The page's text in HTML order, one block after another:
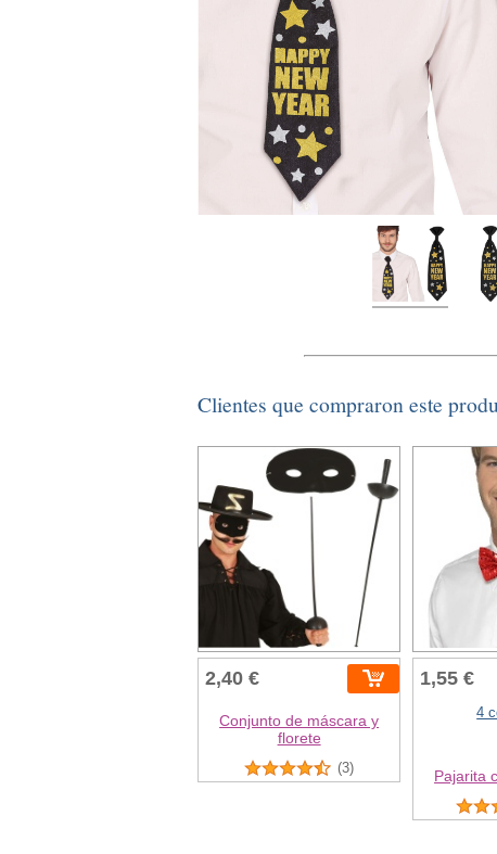
Clientes que compraron este
2,40 €
Conjunto de máscara y
florete
(3)
1,55 €
4
Pajarita